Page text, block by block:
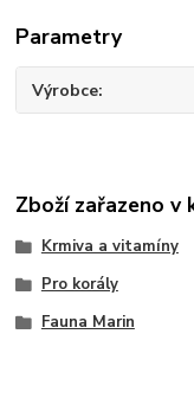
Parametry
Výrobce
Zboží zařazeno v
Krmiva a vitamíny
Pro korály
Fauna Marin